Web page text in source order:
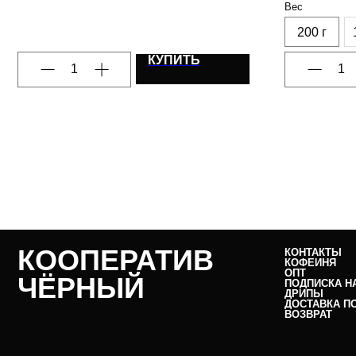
КУПИТЬ
Вес
200 г
КООПЕРАТИВ
ЧЁРНЫЙ
КОНТАКТЫ
КОФЕЙНЯ
ОПТ
ПОДПИСКА
ДРИПЫ
ДОСТАВКА
ВОЗВРАТ